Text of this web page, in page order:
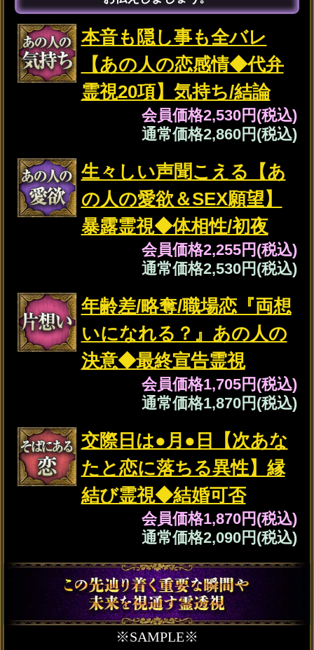
失恋寸前/辛くて心張り裂
けそう【限界恋の救済霊
視】2人の転機/交際
会員価格1,870円(税込)
通常価格
2人の関係を強制修復『●
月●日が復縁記念日です』
愛再燃霊視◆運命
1,870円(税込)
通常価格2,090円(税込)
あなたが迷いや選択に心が揺れたとしても「これ
だけは忘れないでほしい」と先祖が教える行動や
選ぶべき道が言霊となって縁御霊符に浮かび上が
少しずつ芽生えています。しかし、そ
の絆をより強く育てていくためには
「小さな喜びを見つけ、言葉で伝える
こと」が大切です。些細なことでも相
手を褒めるその積み重ねが、心の距離